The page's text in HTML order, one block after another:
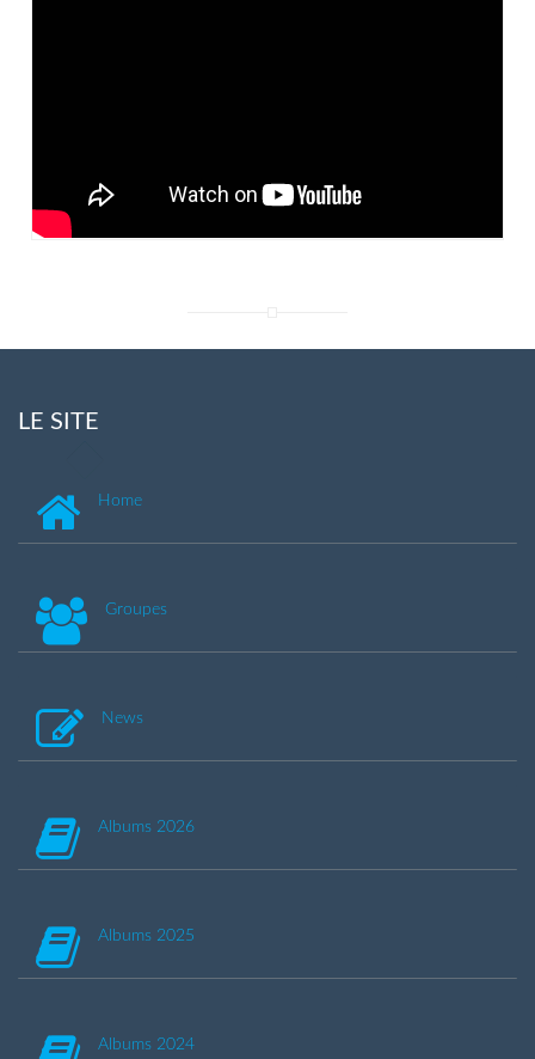
LE SITE
Home
Groupes
News
Albums 2026
Albums 2025
Albums 2024